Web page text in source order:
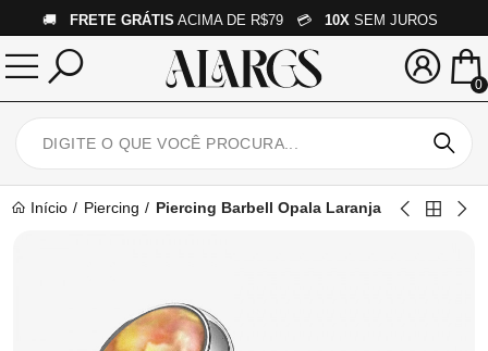
🚚 FRETE GRÁTIS ACIMA DE R$79 💳 10X SEM JUROS
0
Início Piercing Piercing Barbell Opala Laranja